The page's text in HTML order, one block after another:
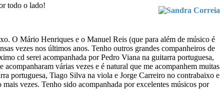
todo o lado!
O Mário Henriques e o Manuel Reis (que para além de músico é
vezes nos últimos anos. Tenho outros grandes companheiros de
cd serei acompanhada por Pedro Viana na guitarra portuguesa,
várias vezes e é natural que me acompanhem muitas
portuguesa, Tiago Silva na viola e Jorge Carreiro no contrabaixo e
vezes. Tenho sido acompanhada por excelentes músicos por